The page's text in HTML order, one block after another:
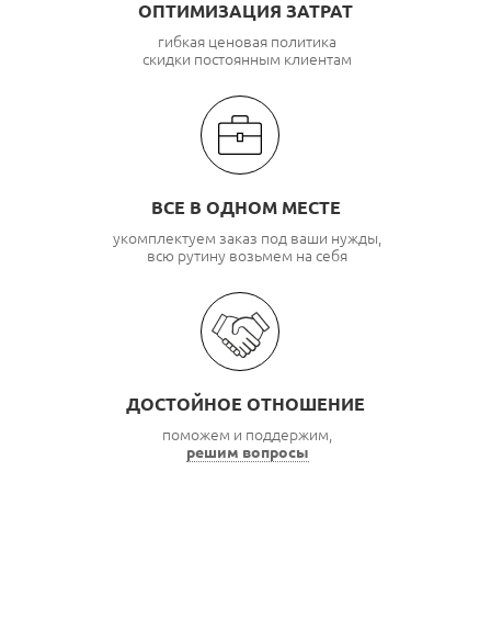
ОПТИМИЗАЦИЯ ЗАТРАТ
гибкая ценовая политика
скидки постоянным клиентам
ВСЕ В ОДНОМ МЕСТЕ
укомплектуем заказ под ваши нужды,
всю рутину возьмем на себя
ДОСТОЙНОЕ ОТНОШЕНИЕ
поможем и поддержим,
решим вопросы